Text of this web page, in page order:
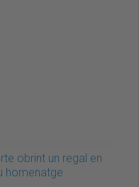
obrint un regal en
homenatge